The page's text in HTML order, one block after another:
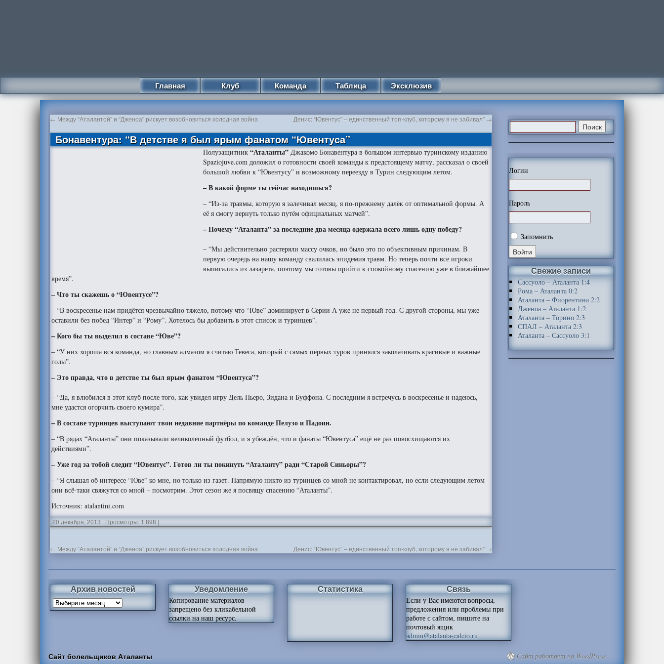
Главная Клуб Команда Таблица Эксклюзив
← Между “Аталантой” и “Дженоа” рискует возобновиться холодная война Денис: “Ювентус” – единственный топ-клуб, которому я не забивал” →
Бонавентура: “В детстве я был ярым фанатом “Ювентуса”
Полузащитник“Аталанты” Джакомо Бонавентура в большом интервью туринскому изданию
Spaziojuve.com доложил о готовности своей команды к предстоящему матчу, рассказал о своей
большой любви к “Ювентусу” и возможному переезду в Турин следующим летом.
– В какой форме ты сейчас находишься?
– “Из-за травмы, которую я залечивал месяц, я по-прежнему далёк от оптимальной формы. А
её я смогу вернуть только путём официальных матчей”.
– Почему “Аталанта” за последние два месяца одержала всего лишь одну победу?
– “Мы действительно растеряли массу очков, но было это по объективным причинам. В
первую очередь на нашу команду свалилась эпидемия травм. Но теперь почти все игроки
выписались из лазарета, поэтому мы готовы прийти к спокойному спасению уже в ближайшее
время”.
– Что ты скажешь о “Ювентусе”?
– “В воскресенье нам придётся чрезвычайно тяжело, потому что “Юве” доминирует в Серии А уже не первый год. С другой стороны, мы уже
оставили без побед “Интер” и “Рому”. Хотелось бы добавить в этот список и туринцев”.
– Кого бы ты выделил в составе “Юве”?
– “У них хороша вся команда, но главным алмазом я считаю Тевеса, который с самых первых туров принялся заколачивать красивые и важные
голы”.
– Это правда, что в детстве ты был ярым фанатом “Ювентуса”?
– “Да, я влюбился в этот клуб после того, как увидел игру Дель Пьеро, Зидана и Буффона. С последним я встречусь в воскресенье и надеюсь,
мне удастся огорчить своего кумира”.
– В составе туринцев выступают твои недавние партнёры по команде Пелузо и Падоин.
– “В рядах “Аталанты” они показывали великолепный футбол, и я убеждён, что и фанаты “Ювентуса” ещё не раз повосхищаются их
действиями”.
– Уже год за тобой следит “Ювентус”. Готов ли ты покинуть “Аталанту” ради “Старой Синьоры”?
– “Я слышал об интересе “Юве” ко мне, но только из газет. Напрямую никто из туринцев со мной не контактировал, но если следующим летом
они всё-таки свяжутся со мной – посмотрим. Этот сезон же я посвящу спасению “Аталанты”.
Источник: atalantini.com
20 декабря, 2013 | Просмотры: 1 898 |
← Между “Аталантой” и “Дженоа” рискует возобновиться холодная война Денис: “Ювентус” – единственный топ-клуб, которому я не забивал” →
Логин
Пароль
Запомнить
Свежие записи
Сассуоло – Аталанта 1:4
Рома – Аталанта 0:2
Аталанта – Фиорентина 2:2
Дженоа – Аталанта 1:2
Аталанта – Торино 2:3
СПАЛ – Аталанта 2:3
Аталанта – Сассуоло 3:1
Архив новостей Уведомление
Копирование материалов
запрещено без кликабельной
ссылки на наш ресурс.
Статистика Связь
Если у Вас имеются вопросы,
предложения или проблемы при
работе с сайтом, пишите на
почтовый ящик
admin@atalanta-calcio.ru
Сайт болельщиков Аталанты Сайт работает на WordPress.